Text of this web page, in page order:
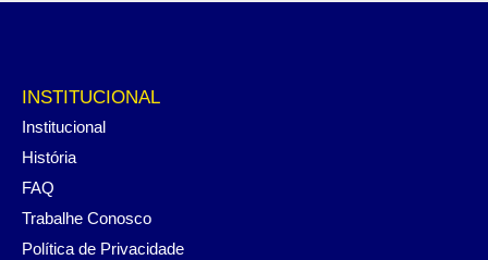
INSTITUCIONAL
Institucional
História
FAQ
Trabalhe Conosco
Política de Privacidade